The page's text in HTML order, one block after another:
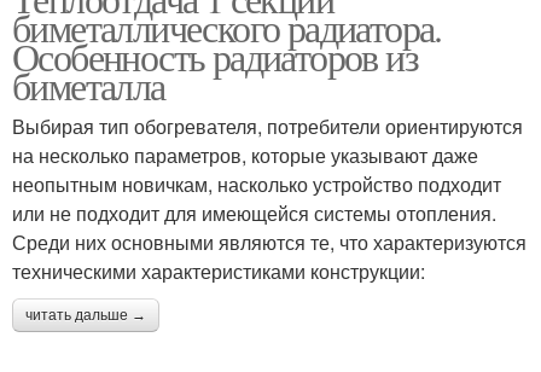
биметаллического радиатора.
Особенность радиаторов из
биметалла
Выбирая тип обогревателя, потребители ориентируются
на несколько параметров, которые указывают даже
неопытным новичкам, насколько устройство подходит
или не подходит для имеющейся системы отопления.
Среди них основными являются те, что характеризуются
техническими характеристиками конструкции:
читать дальше →